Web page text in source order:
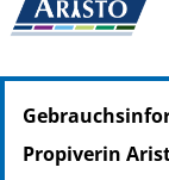
PZN: 07795451
PPN:
PZN: 14410859
Propiverin